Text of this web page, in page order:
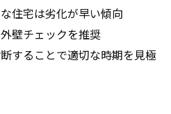
住宅は劣化が早い傾向
壁チェックを推奨
することで適切な時期を見極